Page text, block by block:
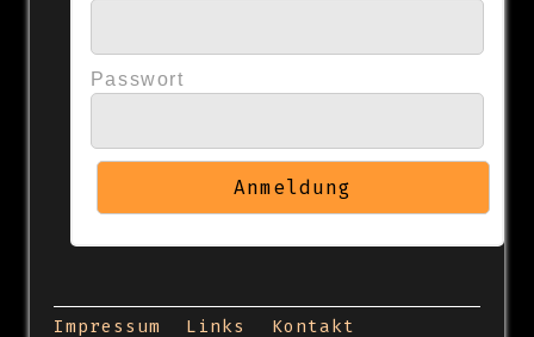
Passwort
Impressum Links Kontakt